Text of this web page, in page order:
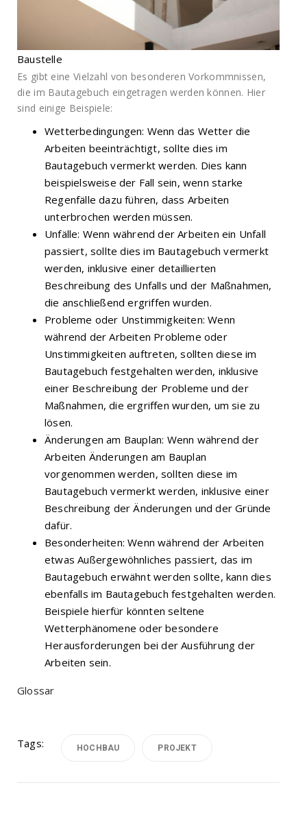
Baustelle
Es gibt eine Vielzahl von besonderen Vorkommnissen,
die im Bautagebuch eingetragen werden können. Hier
sind einige Beispiele:
Wetterbedingungen: Wenn das Wetter die
Arbeiten beeinträchtigt, sollte dies im
Bautagebuch vermerkt werden. Dies kann
beispielsweise der Fall sein, wenn starke
Regenfälle dazu führen, dass Arbeiten
unterbrochen werden müssen.
Unfälle: Wenn während der Arbeiten ein Unfall
passiert, sollte dies im Bautagebuch vermerkt
werden, inklusive einer detaillierten
Beschreibung des Unfalls und der Maßnahmen,
die anschließend ergriffen wurden.
Probleme oder Unstimmigkeiten: Wenn
während der Arbeiten Probleme oder
Unstimmigkeiten auftreten, sollten diese im
Bautagebuch festgehalten werden, inklusive
einer Beschreibung der Probleme und der
Maßnahmen, die ergriffen wurden, um sie zu
lösen.
Änderungen am Bauplan: Wenn während der
Arbeiten Änderungen am Bauplan
vorgenommen werden, sollten diese im
Bautagebuch vermerkt werden, inklusive einer
Beschreibung der Änderungen und der Gründe
dafür.
Besonderheiten: Wenn während der Arbeiten
etwas Außergewöhnliches passiert, das im
Bautagebuch erwähnt werden sollte, kann dies
ebenfalls im Bautagebuch festgehalten werden.
Beispiele hierfür könnten seltene
Wetterphänomene oder besondere
Herausforderungen bei der Ausführung der
Arbeiten sein.
Glossar
Tags: HOCHBAU PROJEKT